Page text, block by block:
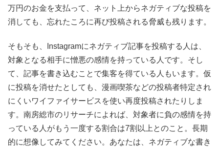
万円のお金を支払って、ネット上からネガティブな投稿を
消しても、忘れたころに再び投稿される脅威も残ります。
そもそも、Instagramにネガティブ記事を投稿する人は、
対象となる相手に憎悪の感情を持っている人です。そし
て、記事を書き込むことで集客を得ている人もいます。仮
に投稿を消せたとしても、漫画喫茶などの投稿者特定され
にくいワイファイサービスを使い再度投稿されたりしま
す。南房総市のリサーチによれば、対象者に負の感情を持
っている人がもう一度する割合は7割以上とのこと。長期
的に想像してみてください。あなたは、ネガティブな書き